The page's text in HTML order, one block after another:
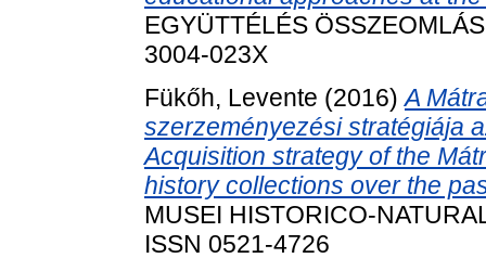
EGYÜTTÉLÉS
3004-023X
Fükőh, Levente (2016)A
szerzeményezési stratégiája
Acquisition strategy of the
history collections over the
MUSEI HISTORICO-
ISSN 0521-4726